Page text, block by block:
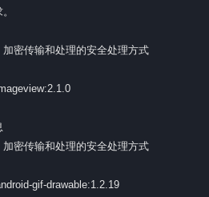
密传输和处理的安全处理方式
密传输和处理的安全处理方式
gif-drawable:1.2.19